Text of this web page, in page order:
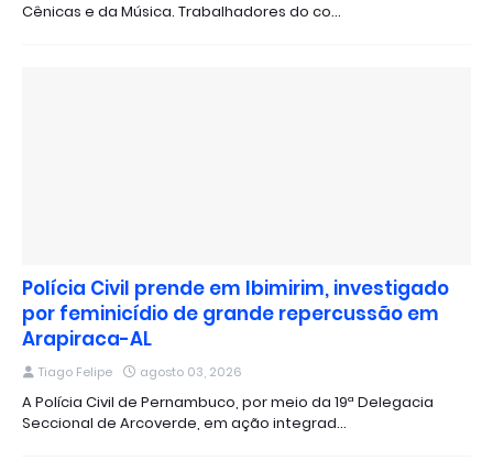
Cênicas e da Música. Trabalhadores do co…
Polícia Civil prende em Ibimirim, investigado
por feminicídio de grande repercussão em
Arapiraca-AL
Tiago Felipe agosto 03, 2026
A Polícia Civil de Pernambuco, por meio da 19ª Delegacia
Seccional de Arcoverde, em ação integrad…